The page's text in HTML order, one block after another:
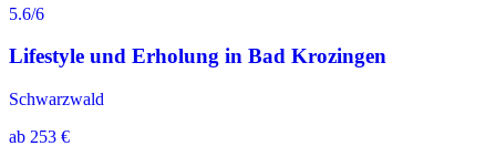
5.6/6
Lifestyle und Erholung in Bad Krozingen
Schwarzwald
ab 253 €